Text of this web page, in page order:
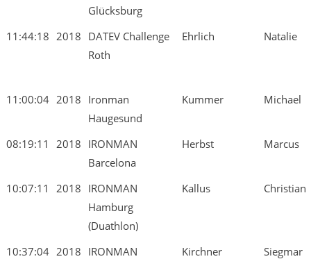
Glücksburg
11:44:18 2018 DATEV Challenge
Roth
Ehrlich Natalie
11:00:04 2018 Ironman
Haugesund
Kummer Michael
08:19:11 2018 IRONMAN
Barcelona
Herbst Marcus
10:07:11 2018 IRONMAN
Hamburg
(Duathlon)
Kallus Christian
10:37:04 2018 IRONMAN
Kirchner Siegmar